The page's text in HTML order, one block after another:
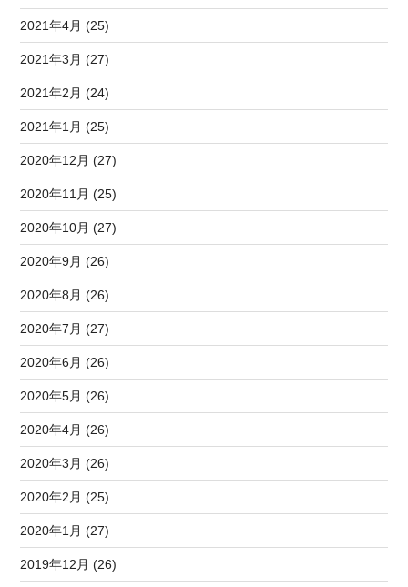
2021年4月 (25)
2021年3月 (27)
2021年2月 (24)
2021年1月 (25)
2020年12月 (27)
2020年11月 (25)
2020年10月 (27)
2020年9月 (26)
2020年8月 (26)
2020年7月 (27)
2020年6月 (26)
2020年5月 (26)
2020年4月 (26)
2020年3月 (26)
2020年2月 (25)
2020年1月 (27)
2019年12月 (26)